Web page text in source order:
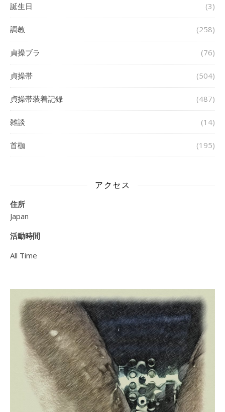
誕生日 (3)
調教 (258)
貞操ブラ (76)
貞操帯 (504)
貞操帯装着記録 (487)
雑談 (14)
首枷 (195)
アクセス
住所
Japan
活動時間
All Time